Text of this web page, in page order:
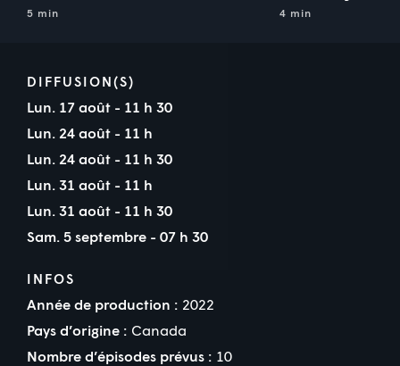
5 min 4 min
DIFFUSION(S)
Lun. 17 août - 11 h 30
Lun. 24 août - 11 h
Lun. 24 août - 11 h 30
Lun. 31 août - 11 h
Lun. 31 août - 11 h 30
Sam. 5 septembre - 07 h 30
INFOS
Année de production : 2022
Pays d’origine : Canada
Nombre d’épisodes prévus : 10